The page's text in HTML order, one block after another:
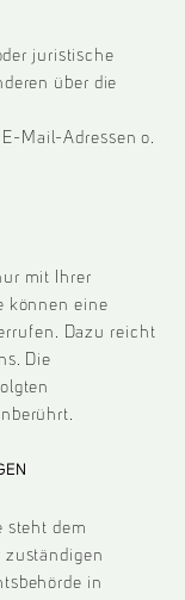
juristische
über die
Mail-Adressen o.
mit Ihrer
können eine
Dazu reicht
Die
steht dem
zuständigen
in